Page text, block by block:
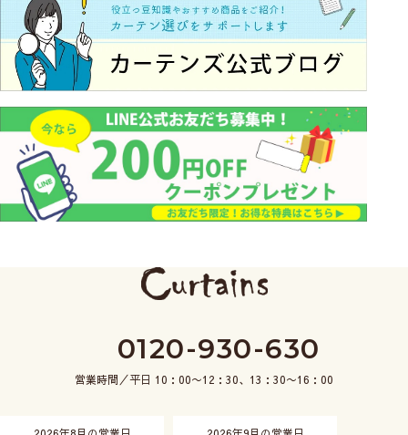
0120-930-630
営業時間／平日 10：00〜12：30、13：30〜16：00